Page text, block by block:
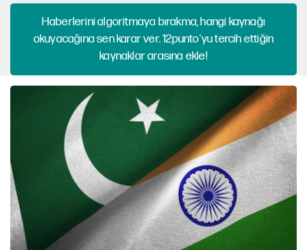
Haberlerini algoritmaya bırakma, hangi kaynağı
okuyacağına sen karar ver. 12punto'yu tercih ettiğin
kaynaklar arasına ekle!